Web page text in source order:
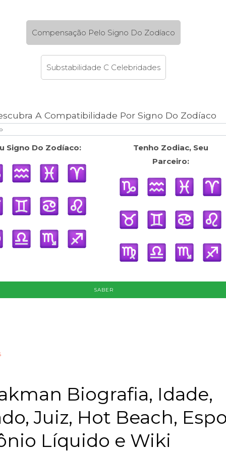
Compensação Pelo Signo Do Zodíaco
Substabilidade C Celebridades
A Compatibilidade Por Signo Do Zodíaco
Signo Do Zodíaco:
Tenho Zodiac, Seu
Parceiro:
SABER
Biografia, Idade,
Juiz, Hot Beach,
Líquido e Wiki